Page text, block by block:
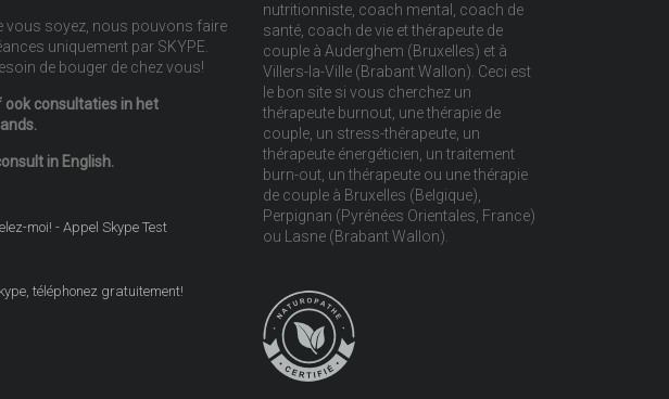
vous soyez, nous pouvons faire
uniquement par SKYPE.
de bouger de chez vous!
ook consultaties in het
in English.
téléphonez gratuitement!
nutritionniste, coach mental, coach de
santé, coach de vie et thérapeute de
couple à Auderghem (Bruxelles) et à
Villers-la-Ville (Brabant Wallon). Ceci est
le bon site si vous cherchez un
thérapeute burnout, une thérapie de
couple, un stress-thérapeute, un
thérapeute énergéticien, un traitement
burn-out, un thérapeute ou une thérapie
de couple à Bruxelles (Belgique),
Perpignan (Pyrénées Orientales, France)
ou Lasne (Brabant Wallon).